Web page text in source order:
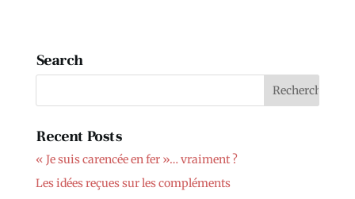
Search
Recent Posts
« Je suis carencée en fer »… vraiment ?
Les idées reçues sur les compléments